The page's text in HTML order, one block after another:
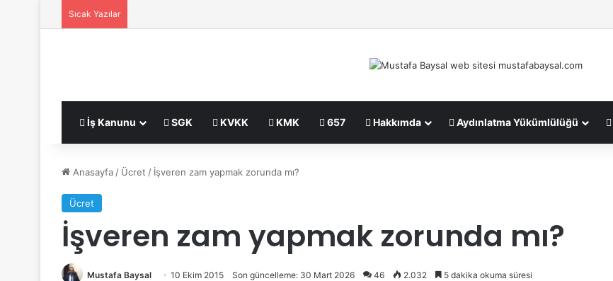
Sıcak Yazılar
İş Kanunu SGK KVKK KMK 657 Hakkımda Aydınlatma Yükümlülüğü
Anasayfa / Ücret / İşveren zam yapmak zorunda mı?
Ücret
İşveren zam yapmak zorunda mı?
Mustafa Baysal 10 Ekim 2015 Son güncelleme: 30 Mart 2026 46 2.032 5 dakika okuma süresi